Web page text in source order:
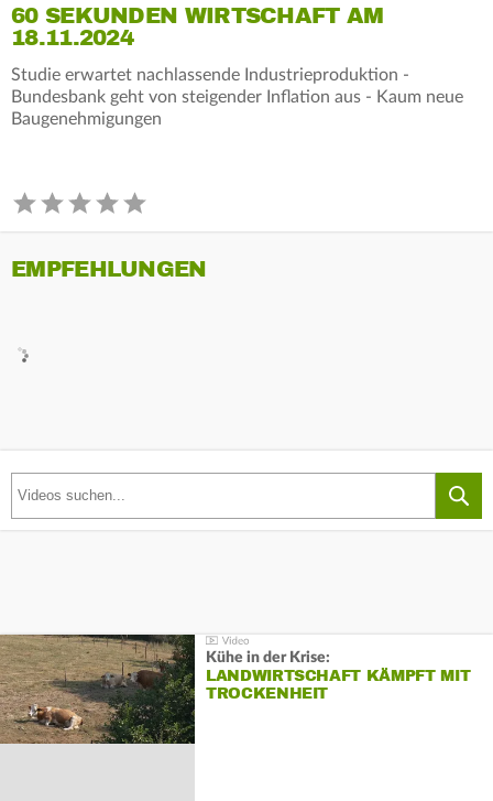
60 SEKUNDEN WIRTSCHAFT AM
18.11.2024
Studie erwartet nachlassende Industrieproduktion -
Bundesbank geht von steigender Inflation aus - Kaum neue
Baugenehmigungen
EMPFEHLUNGEN
Kühe in der Krise:
LANDWIRTSCHAFT KÄMPFT MIT
TROCKENHEIT